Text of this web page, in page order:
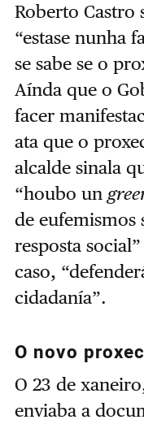
Roberto Castro
“estase nunha
se sabe se o
Aínda que o
facer
ata que o
alcalde sinala
“houbo un
de eufemismos
resposta
caso,
cidadanía”.
O novo
O 23 de
enviaba a